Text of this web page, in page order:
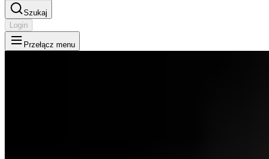
Szukaj
Login
Przełącz menu